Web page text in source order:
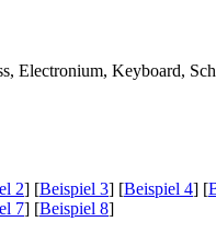
Electronium, Keyboard,
2] [Beispiel 3] [Beispiel 4] [
7] [Beispiel 8]